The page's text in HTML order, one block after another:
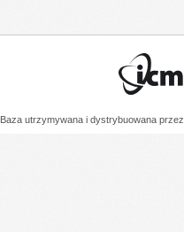
Baza utrzymywana i dystrybuowana przez